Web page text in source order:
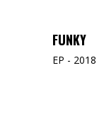
FUNKY
EP - 2018